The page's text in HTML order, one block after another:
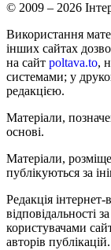
© 2009 – 2026
Використання
інших сайтах
на сайт poltava.to,
системами; у
редакцією.
Матеріали,
основі.
Матеріали,
публікуються за
Редакція
відповідальності
користувачами
авторів публікацій.